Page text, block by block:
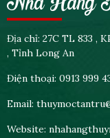
Địa chỉ: 27C TL 833 ,
, Tỉnh Long An
Điện thoại: 0913 999
Email:
Website: